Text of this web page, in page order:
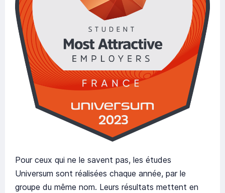
Pour ceux qui ne le savent pas, les études
Universum sont réalisées chaque année, par le
groupe du même nom. Leurs résultats mettent en